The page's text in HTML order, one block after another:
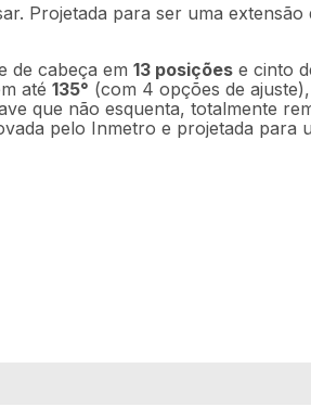
Projetada para ser uma
de cabeça em 13 posições e cinto
até 135° (com 4 opções de
que não esquenta, totalmente
pelo Inmetro e projetada para